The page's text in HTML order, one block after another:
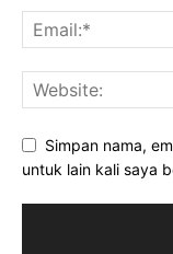
Simpan nama,
untuk lain kali saya